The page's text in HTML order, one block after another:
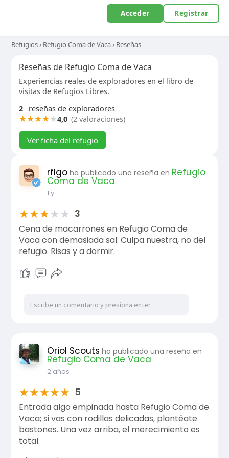
Acceder Registrar
Refugios› Refugio Coma de Vaca› Reseñas
Reseñas de Refugio Coma de Vaca
Experiencias reales de exploradores en el libro de
visitas de Refugios Libres.
2
reseñas de exploradores
★★★★★4,0 (2 valoraciones)
Ver ficha del refugio
rflgo ha publicado una reseña en Refugio
Coma de Vaca
1 y
★★★★★ 3
Cena de macarrones en Refugio Coma de
Vaca con demasiada sal. Culpa nuestra, no del
refugio. Risas y a dormir.
Oriol Scouts ha publicado una reseña en
Refugio Coma de Vaca
2 años
★★★★★ 5
Entrada algo empinada hasta Refugio Coma de
Vaca; si vas con rodillas delicadas, plantéate
bastones. Una vez arriba, el merecimiento es
total.